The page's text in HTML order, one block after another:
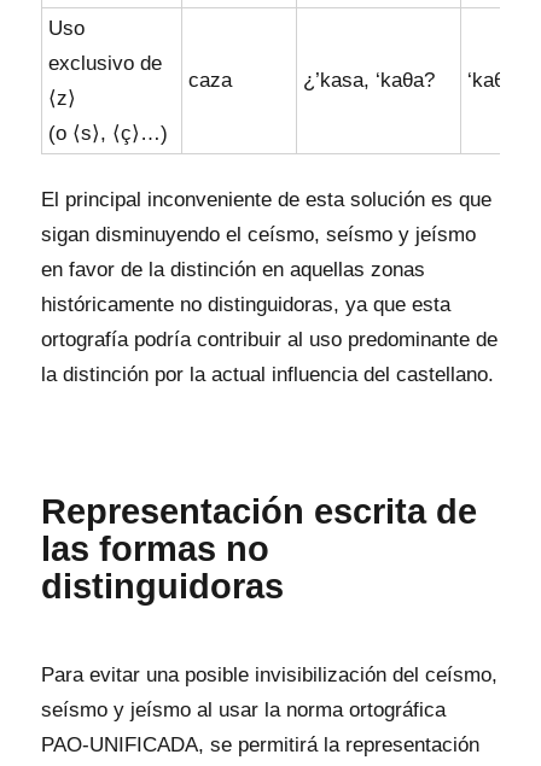
Uso
exclusivo de
⟨z⟩
(o ⟨s⟩, ⟨ç⟩…)
caza ¿’kasa, ‘kaθa? ‘kaθa
El principal inconveniente de esta solución es que
sigan disminuyendo el ceísmo, seísmo y jeísmo
en favor de la distinción en aquellas zonas
históricamente no distinguidoras, ya que esta
ortografía podría contribuir al uso predominante de
la distinción por la actual influencia del castellano.
Representación escrita de
las formas no
distinguidoras
Para evitar una posible invisibilización del ceísmo,
seísmo y jeísmo al usar la norma ortográfica
PAO-UNIFICADA, se permitirá la representación